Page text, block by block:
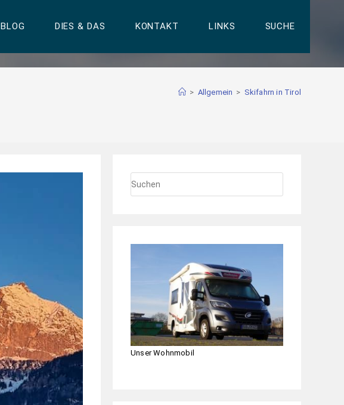
BLOG DIES & DAS KONTAKT LINKS SUCHE
> Allgemein > Skifahrn in Tirol
Unser Wohnmobil